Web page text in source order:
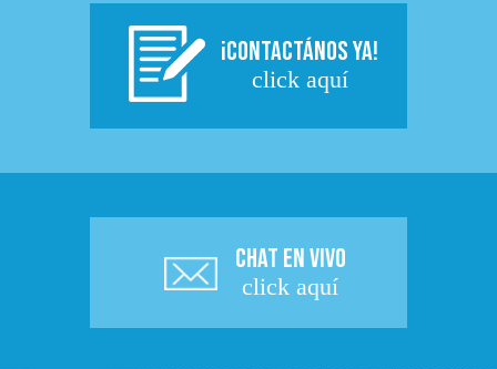
¡CONTACTÁNOS YA!
click aquí
CHAT EN VIVO
click aquí